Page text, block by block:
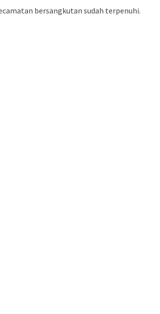
bersangkutan sudah terpenuhi.